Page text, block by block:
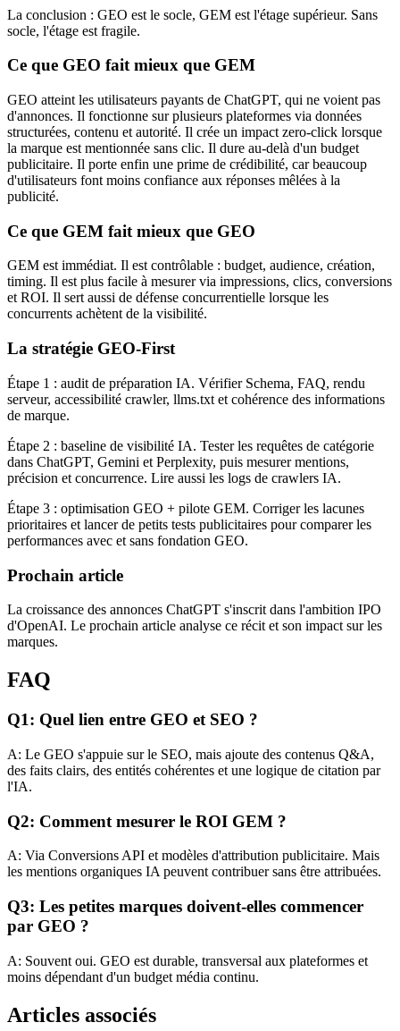
La conclusion : GEO est le socle, GEM est l'étage supérieur. Sans
socle, l'étage est fragile.
Ce que GEO fait mieux que GEM
GEO atteint les utilisateurs payants de ChatGPT, qui ne voient pas
d'annonces. Il fonctionne sur plusieurs plateformes via données
structurées, contenu et autorité. Il crée un impact zero-click lorsque
la marque est mentionnée sans clic. Il dure au-delà d'un budget
publicitaire. Il porte enfin une prime de crédibilité, car beaucoup
d'utilisateurs font moins confiance aux réponses mêlées à la
publicité.
Ce que GEM fait mieux que GEO
GEM est immédiat. Il est contrôlable : budget, audience, création,
timing. Il est plus facile à mesurer via impressions, clics, conversions
et ROI. Il sert aussi de défense concurrentielle lorsque les
concurrents achètent de la visibilité.
La stratégie GEO-First
Étape 1 : audit de préparation IA. Vérifier Schema, FAQ, rendu
serveur, accessibilité crawler, llms.txt et cohérence des informations
de marque.
Étape 2 : baseline de visibilité IA. Tester les requêtes de catégorie
dans ChatGPT, Gemini et Perplexity, puis mesurer mentions,
précision et concurrence. Lire aussi les logs de crawlers IA.
Étape 3 : optimisation GEO + pilote GEM. Corriger les lacunes
prioritaires et lancer de petits tests publicitaires pour comparer les
performances avec et sans fondation GEO.
Prochain article
La croissance des annonces ChatGPT s'inscrit dans l'ambition IPO
d'OpenAI. Le prochain article analyse ce récit et son impact sur les
marques.
FAQ
Q1: Quel lien entre GEO et SEO ?
A: Le GEO s'appuie sur le SEO, mais ajoute des contenus Q&A,
des faits clairs, des entités cohérentes et une logique de citation par
l'IA.
Q2: Comment mesurer le ROI GEM ?
A: Via Conversions API et modèles d'attribution publicitaire. Mais
les mentions organiques IA peuvent contribuer sans être attribuées.
Q3: Les petites marques doivent-elles commencer
par GEO ?
A: Souvent oui. GEO est durable, transversal aux plateformes et
moins dépendant d'un budget média continu.
Articles associés